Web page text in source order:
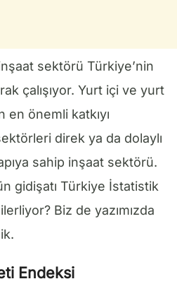
sektörü Türkiye’nin
çalışıyor. Yurt içi ve yurt
en önemli katkıyı
direk ya da dolaylı
sahip inşaat sektörü.
gidişatı Türkiye İstatistik
Biz de yazımızda
Endeksi